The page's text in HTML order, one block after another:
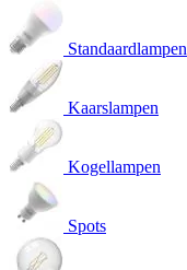
Standaardlampen
Kaarslampen
Kogellampen
Spots